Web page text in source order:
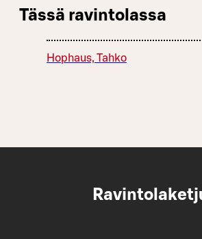
Tässä ravintolassa
Hophaus, Tahko